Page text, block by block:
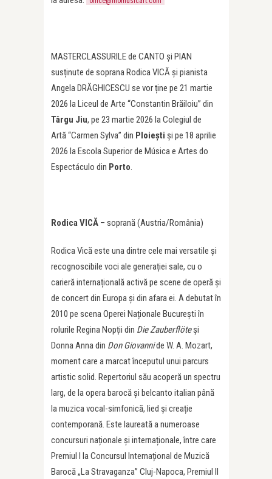
MASTERCLASSURILE de CANTO și PIAN
susținute de soprana Rodica VICĂ și pianista
Angela DRĂGHICESCU se vor ține pe 21 martie
2026 la Liceul de Arte “Constantin Brăiloiu” din
Târgu Jiu, pe 23 martie 2026 la Colegiul de
Artă “Carmen Sylva” din Ploiești și pe 18 aprilie
2026 la Escola Superior de Música e Artes do
Espectáculo din Porto.
RodicaVICĂ – soprană (Austria/România)
Rodica Vică este una dintre cele mai versatile și
recognoscibile voci ale generației sale, cu o
carieră internațională activă pe scene de operă și
de concert din Europa și din afara ei. A debutat în
2010 pe scena Operei Naționale București în
rolurile Regina Nopții din Die Zauberflöteși
Donna Anna din Don Giovannide W. A. Mozart,
moment care a marcat începutul unui parcurs
artistic solid. Repertoriul său acoperă un spectru
larg, de la opera barocă și belcanto italian până
la muzica vocal-simfonică, lied și creație
contemporană. Este laureată a numeroase
concursuri naționale și internaționale, între care
Premiul I la Concursul Internațional de Muzică
Barocă „La Stravaganza” Cluj-Napoca, Premiul II